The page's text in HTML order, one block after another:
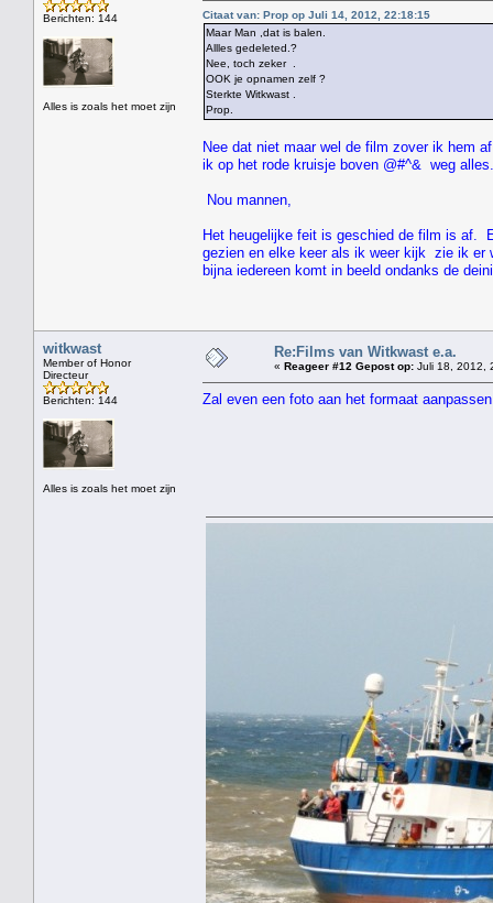
Berichten: 144
Alles is zoals het moet zijn
Citaat van: Prop op Juli 14, 2012, 22:18:15
Maar Man ,dat is balen.
Allles gedeleted.?
Nee, toch zeker .
OOK je opnamen zelf ?
Sterkte Witkwast .
Prop.
Nee dat niet maar wel de film zover ik hem
ik op het rode kruisje boven @#^& weg
Nou mannen,
Het heugelijke feit is geschied de film is af.
gezien en elke keer als ik weer kijk zie ik er
bijna iedereen komt in beeld ondanks de
witkwast
Member of Honor
Directeur
Berichten: 144
Alles is zoals het moet zijn
Re:Films van Witkwast e.a.
« Reageer #12 Gepost op: Juli 18, 2012,
Zal even een foto aan het formaat